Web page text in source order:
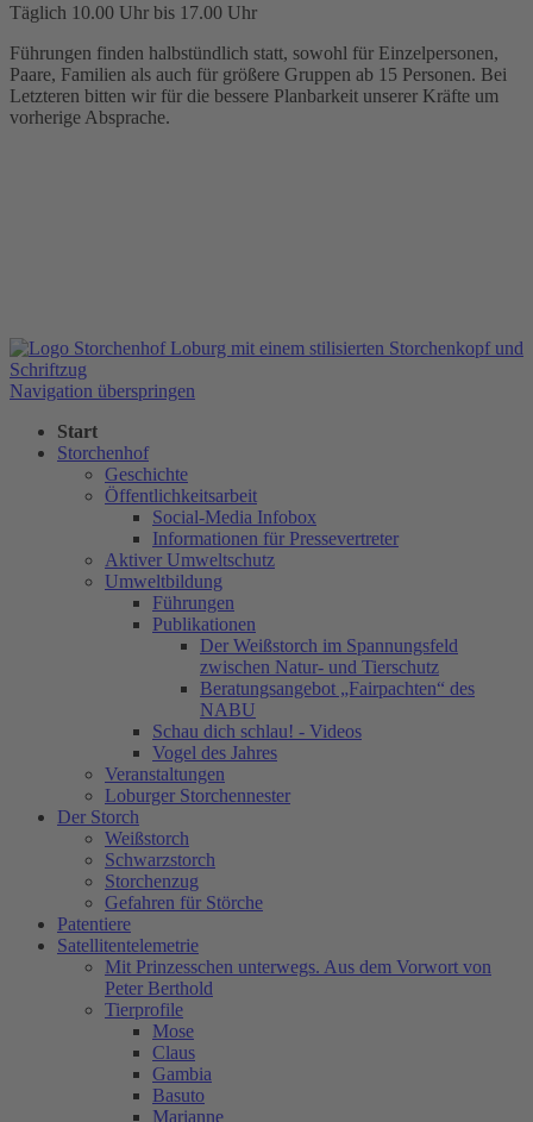
Täglich 10.00 Uhr bis 17.00 Uhr
Führungen finden halbstündlich statt, sowohl für Einzelpersonen,
Paare, Familien als auch für größere Gruppen ab 15 Personen. Bei
Letzteren bitten wir für die bessere Planbarkeit unserer Kräfte um
vorherige Absprache.
Navigation überspringen
Start
Storchenhof
Geschichte
Öffentlichkeitsarbeit
Social-Media Infobox
Informationen für Pressevertreter
Aktiver Umweltschutz
Umweltbildung
Führungen
Publikationen
Der Weißstorch im Spannungsfeld
zwischen Natur- und Tierschutz
Beratungsangebot „Fairpachten“ des
NABU
Schau dich schlau! - Videos
Vogel des Jahres
Veranstaltungen
Loburger Storchennester
Der Storch
Weißstorch
Schwarzstorch
Storchenzug
Gefahren für Störche
Patentiere
Satellitentelemetrie
Mit Prinzesschen unterwegs. Aus dem Vorwort von
Peter Berthold
Tierprofile
Mose
Claus
Gambia
Basuto
Marianne